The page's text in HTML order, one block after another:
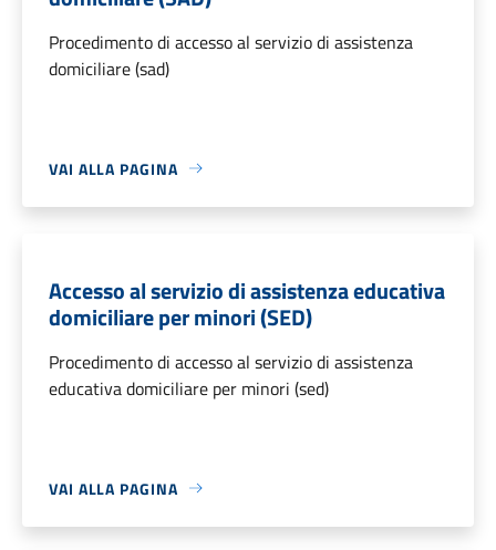
Procedimento di accesso al servizio di assistenza
domiciliare (sad)
VAI ALLA PAGINA
Accesso al servizio di assistenza educativa
domiciliare per minori (SED)
Procedimento di accesso al servizio di assistenza
educativa domiciliare per minori (sed)
VAI ALLA PAGINA